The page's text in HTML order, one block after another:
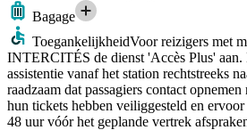
Bagage
ToegankelijkheidVoor reizigers met
INTERCITÉS de dienst 'Accès Plus'
assistentie vanaf het station rechtstreeks
raadzaam dat passagiers contact
hun tickets hebben veiliggesteld en
48 uur vóór het geplande vertrek